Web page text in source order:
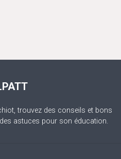
trouvez des conseils et bons
astuces pour son éducation.